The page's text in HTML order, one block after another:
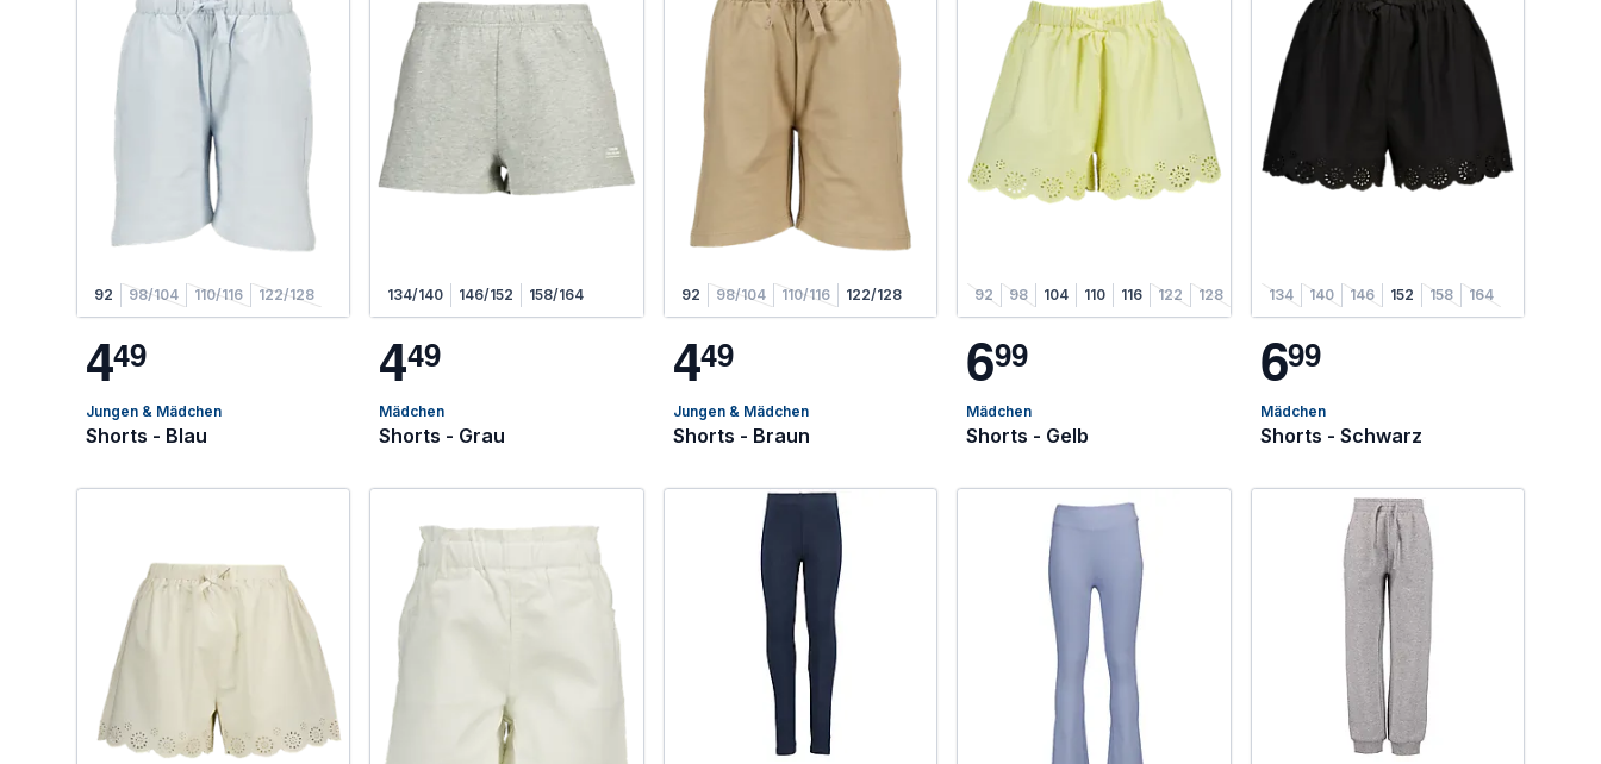
92 98/104 110/116 122/128
449
Jungen & Mädchen
Shorts - Blau
134/140 146/152 158/164
449
Mädchen
Shorts - Grau
92 98/104 110/116 122/128
449
Jungen & Mädchen
Shorts - Braun
92 98 104 110 116 122 128
699
Mädchen
Shorts - Gelb
134 140 146 152 158 164
699
Mädchen
Shorts - Schwarz